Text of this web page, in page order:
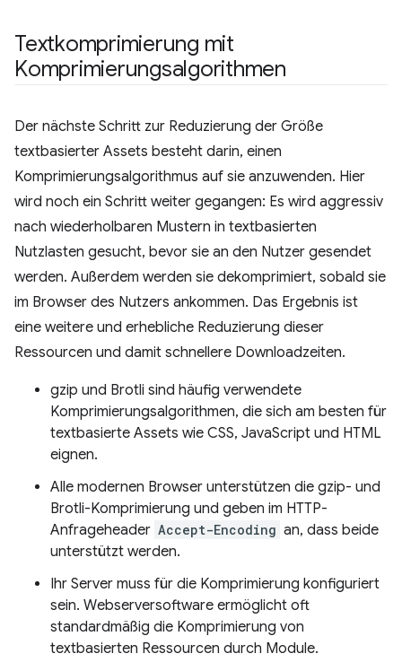
Textkomprimierung mit
Komprimierungsalgorithmen
Der nächste Schritt zur Reduzierung der Größe
textbasierter Assets besteht darin, einen
Komprimierungsalgorithmus auf sie anzuwenden. Hier
wird noch ein Schritt weiter gegangen: Es wird aggressiv
nach wiederholbaren Mustern in textbasierten
Nutzlasten gesucht, bevor sie an den Nutzer gesendet
werden. Außerdem werden sie dekomprimiert, sobald sie
im Browser des Nutzers ankommen. Das Ergebnis ist
eine weitere und erhebliche Reduzierung dieser
Ressourcen und damit schnellere Downloadzeiten.
gzip und Brotli sind häufig verwendete
Komprimierungsalgorithmen, die sich am besten für
textbasierte Assets wie CSS, JavaScript und HTML
eignen.
Alle modernen Browser unterstützen die gzip- und
Brotli-Komprimierung und geben im HTTP-
Anfrageheader Accept-Encoding an, dass beide
unterstützt werden.
Ihr Server muss für die Komprimierung konfiguriert
sein. Webserversoftware ermöglicht oft
standardmäßig die Komprimierung von
textbasierten Ressourcen durch Module.